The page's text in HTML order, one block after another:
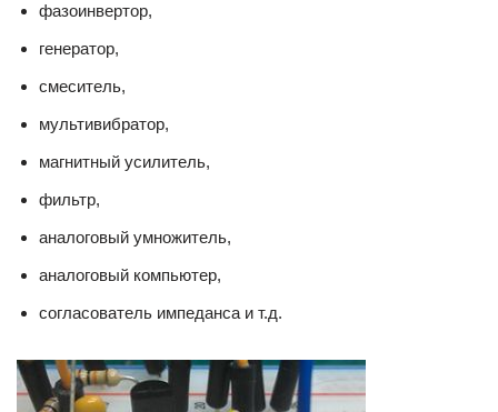
фазоинвертор,
генератор,
смеситель,
мультивибратор,
магнитный усилитель,
фильтр,
аналоговый умножитель,
аналоговый компьютер,
согласователь импеданса и т.д.